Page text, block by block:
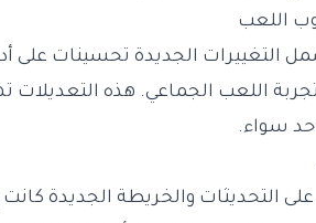
اللعب
التغييرات الجديدة تحسينات على
اللعب الجماعي. هذه التعديلات
سواء.
على التحديثات والخريطة الجديدة